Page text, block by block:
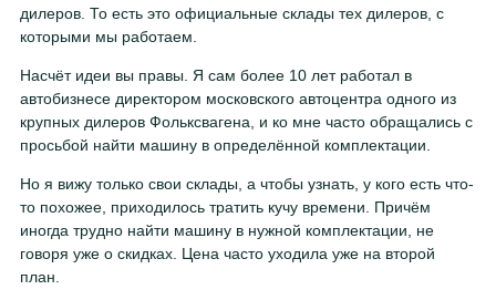
дилеров. То есть это официальные склады тех дилеров, с
которыми мы работаем.
Насчёт идеи вы правы. Я сам более 10 лет работал в
автобизнесе директором московского автоцентра одного из
крупных дилеров Фольксвагена, и ко мне часто обращались с
просьбой найти машину в определённой комплектации.
Но я вижу только свои склады, а чтобы узнать, у кого есть что-
то похожее, приходилось тратить кучу времени. Причём
иногда трудно найти машину в нужной комплектации, не
говоря уже о скидках. Цена часто уходила уже на второй
план.